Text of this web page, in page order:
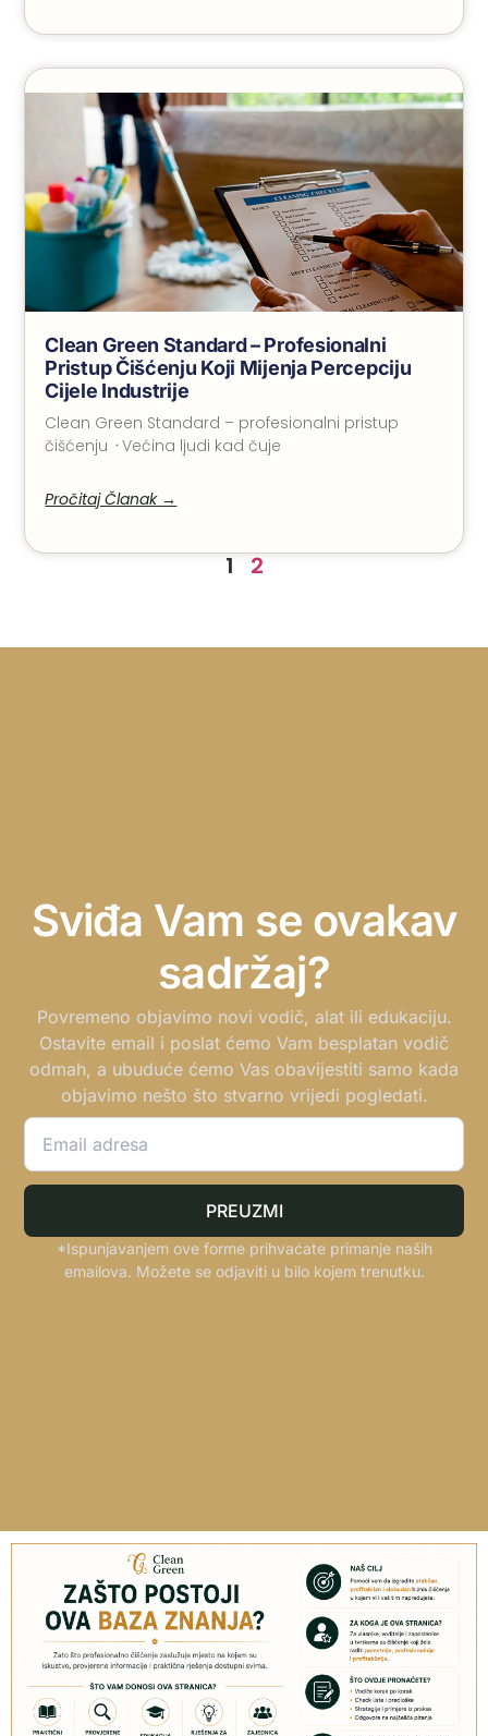
Clean Green Standard – Profesionalni
Pristup Čišćenju Koji Mijenja Percepciju
Cijele Industrije
Clean Green Standard – profesionalni pristup
čišćenju ᠂ Većina ljudi kad čuje
Pročitaj Članak →
1 2
Sviđa Vam se ovakav
sadržaj?
Povremeno objavimo novi vodič, alat ili edukaciju.
Ostavite email i poslat ćemo Vam besplatan vodič
odmah, a ubuduće ćemo Vas obavijestiti samo kada
objavimo nešto što stvarno vrijedi pogledati.
PREUZMI
*Ispunjavanjem ove forme prihvaćate primanje naših
emailova. Možete se odjaviti u bilo kojem trenutku.